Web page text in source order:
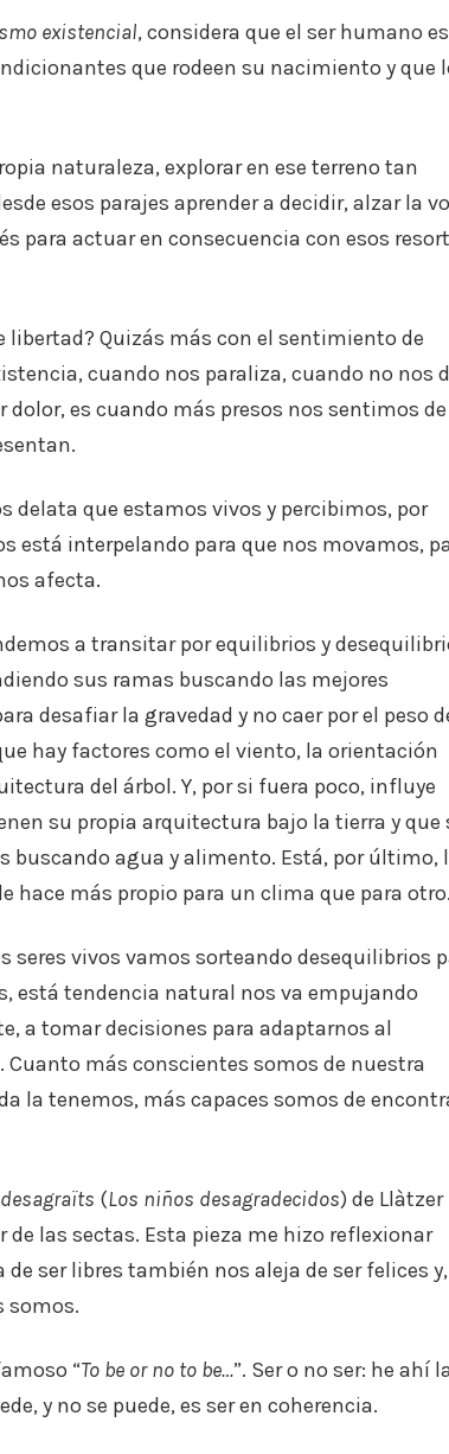
existencial, considera que el ser humano es
que rodeen su nacimiento y que
naturaleza, explorar en ese terreno tan
esos parajes aprender a decidir, alzar la
para actuar en consecuencia con esos
libertad? Quizás más con el sentimiento de
cuando nos paraliza, cuando no nos
es cuando más presos nos sentimos
delata que estamos vivos y percibimos, por
está interpelando para que nos movamos,
afecta.
a transitar por equilibrios y
sus ramas buscando las mejores
desafiar la gravedad y no caer por el peso
hay factores como el viento, la orientación
del árbol. Y, por si fuera poco, influye
su propia arquitectura bajo la tierra y que
buscando agua y alimento. Está, por último,
hace más propio para un clima que para
seres vivos vamos sorteando desequilibrios
está tendencia natural nos va empujando
a tomar decisiones para adaptarnos al
más conscientes somos de nuestra
la tenemos, más capaces somos de
(Los niños desagradecidos) de Llàtzer
de las sectas. Esta pieza me hizo reflexionar
ser libres también nos aleja de ser felices
somos.
“To be or no to be…”. Ser o no ser: he ahí
y no se puede, es ser en coherencia.